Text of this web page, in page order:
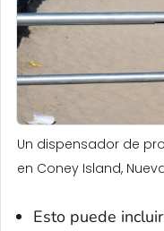
Un dispensador de
en Coney Island,
Esto puede